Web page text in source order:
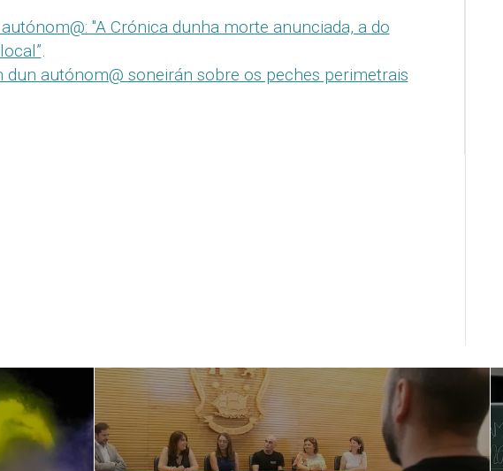
"A Crónica dunha morte anunciada, a do
.
dun autónom@ soneirán sobre os peches perimetrais